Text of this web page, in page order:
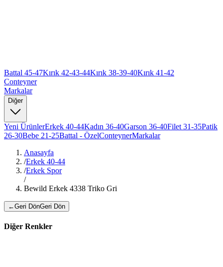
Battal 45-47Kırık 42-43-44Kırık 38-39-40Kırık 41-42
Conteyner
Markalar
Diğer
Yeni ÜrünlerErkek 40-44Kadın 36-40Garson 36-40Filet 31-35Patik
26-30Bebe 21-25Battal - ÖzelConteynerMarkalar
Anasayfa
/Erkek 40-44
/Erkek Spor
/
Bewild Erkek 4338 Triko Gri
←Geri DönGeri Dön
Diğer Renkler